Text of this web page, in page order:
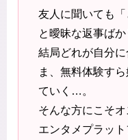
友人に聞いても「
と曖昧な返事ば
結局どれが自分
ま、無料体験す
ていく…。
そんな方にこそ
エンタメプラッ